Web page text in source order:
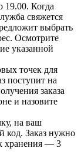
19.00. Когда
свяжется
выбрать
Осмотрите
указанной
точек для
поступит на
заказа
и назовите
на ваш
код. Заказ нужно
хранения — 3